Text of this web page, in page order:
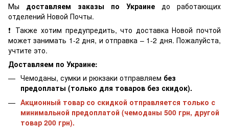
Мы доставляем заказы по Украине
до работающих
отделений Новой Почты.
❗ Также хотим предупредить, что доставка Новой почтой
может занимать 1-2 дня, и отправка – 1-2 дня. Пожалуйста,
учтите это.
Доставляем по Украине:
Чемоданы, сумки и рюкзаки отправляем без
предоплаты (только для товаров без скидок).
Акционный товар со скидкой отправляется только с
минимальной предоплатой (чемоданы 500 грн, другой
товар 200 грн).